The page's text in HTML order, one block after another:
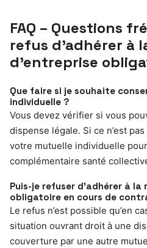
FAQ – Questions
refus d’adhérer à
d’entreprise
Que faire si je souhaite
individuelle ?
Vous devez vérifier si vous
dispense légale. Si ce n’est
votre mutuelle individuelle
complémentaire santé
Puis-je refuser d’adhérer à la
obligatoire en cours de
Le refus n’est possible qu’en
situation ouvrant droit à une
couverture par une autre